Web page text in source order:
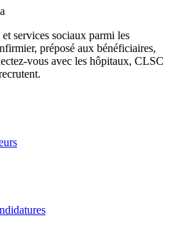
services sociaux parmi les
préposé aux bénéficiaires,
vous avec les hôpitaux, CLSC